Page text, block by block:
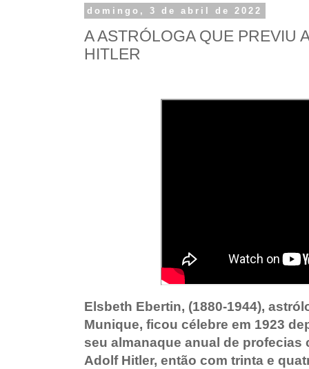
domingo, 3 de abril de 2022
A ASTRÓLOGA QUE PREVIU
HITLER
Elsbeth Ebertin, (1880-1944),
Munique, ficou célebre em 1923
seu almanaque anual de
Adolf Hitler, então com trinta e